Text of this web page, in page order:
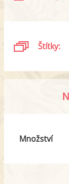
Štítky:
Množství